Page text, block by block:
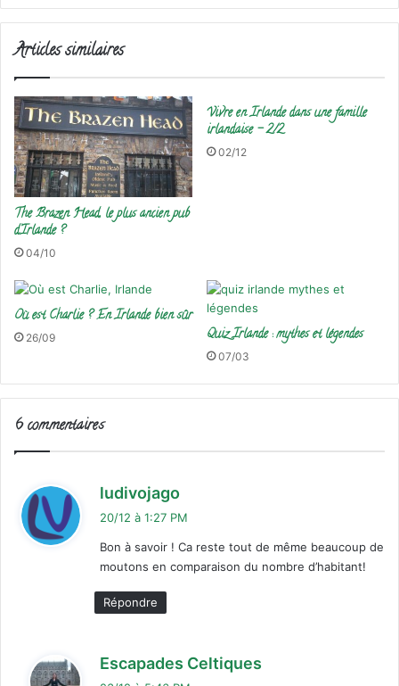
Articles similaires
The Brazen Head, le plus ancien pub
d’Irlande ?
04/10
Vivre en Irlande dans une famille
irlandaise – 2/2
02/12
Où est Charlie ? En Irlande bien sûr
26/09 Quiz Irlande : mythes et légendes
07/03
6 commentaires
ludivojago
:
20/12 à 1:27 PM
Bon à savoir ! Ca reste tout de même beaucoup de
moutons en comparaison du nombre d’habitant!
Répondre
Escapades Celtiques